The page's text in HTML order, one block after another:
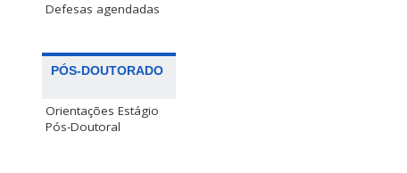
Defesas agendadas
PÓS-DOUTORADO
Orientações Estágio
Pós-Doutoral